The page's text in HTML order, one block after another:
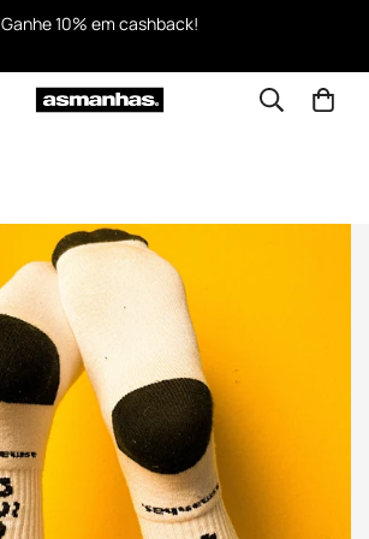
Ganhe 10% em cashback!